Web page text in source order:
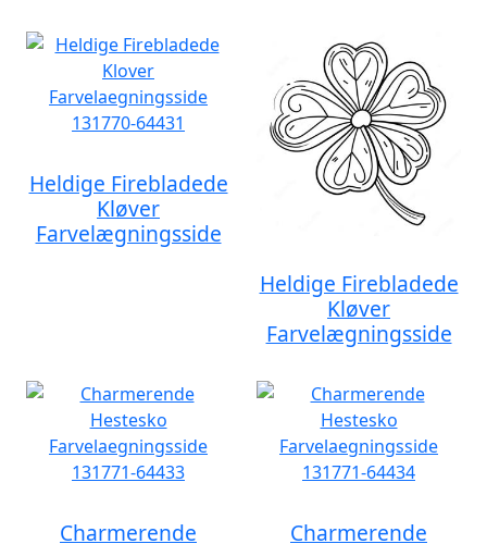
Heldige Firebladede
Kløver
Farvelægningsside
Heldige Firebladede
Kløver
Farvelægningsside
Charmerende
Charmerende